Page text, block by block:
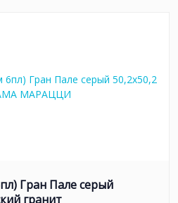
Гран Пале серый
гранит